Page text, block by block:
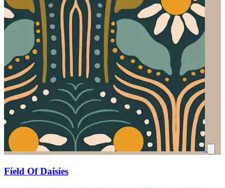
Field Of Daisies